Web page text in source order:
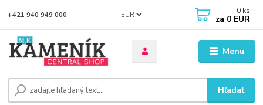
Menu
EUR
Hľadať
+421 940 949 000 0 ks
za 0 EUR